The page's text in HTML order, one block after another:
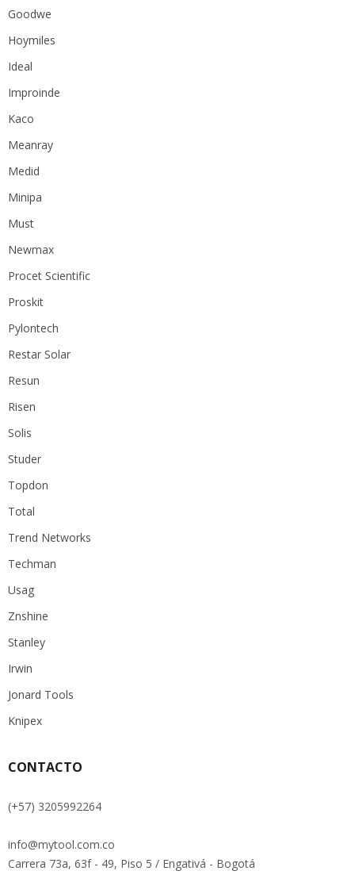
Goodwe
Hoymiles
Ideal
Improinde
Kaco
Meanray
Medid
Minipa
Must
Newmax
Procet Scientific
Proskit
Pylontech
Restar Solar
Resun
Risen
Solis
Studer
Topdon
Total
Trend Networks
Techman
Usag
Znshine
Stanley
Irwin
Jonard Tools
Knipex
CONTACTO
(+57) 3205992264
info@mytool.com.co
Carrera 73a, 63f - 49, Piso 5 / Engativá - Bogotá